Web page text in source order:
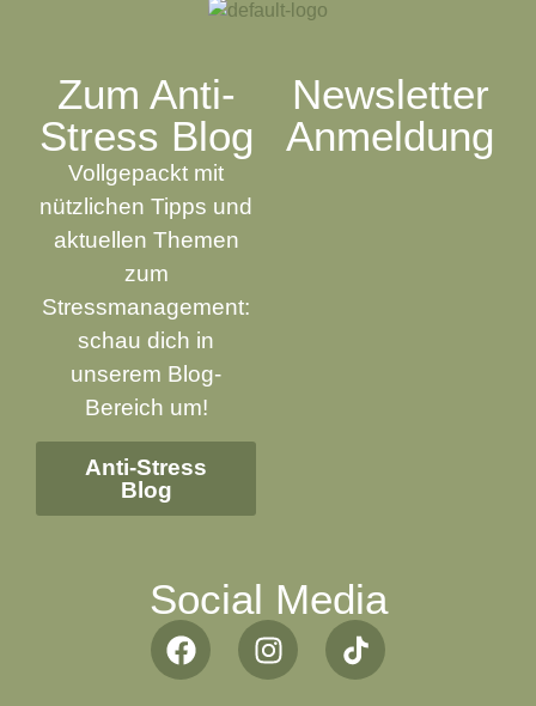
Zum Anti-
Stress Blog
Vollgepackt mit
nützlichen Tipps und
aktuellen Themen
zum
Stressmanagement:
schau dich in
unserem Blog-
Bereich um!
Anti-Stress
Blog
Newsletter
Anmeldung
Social Media